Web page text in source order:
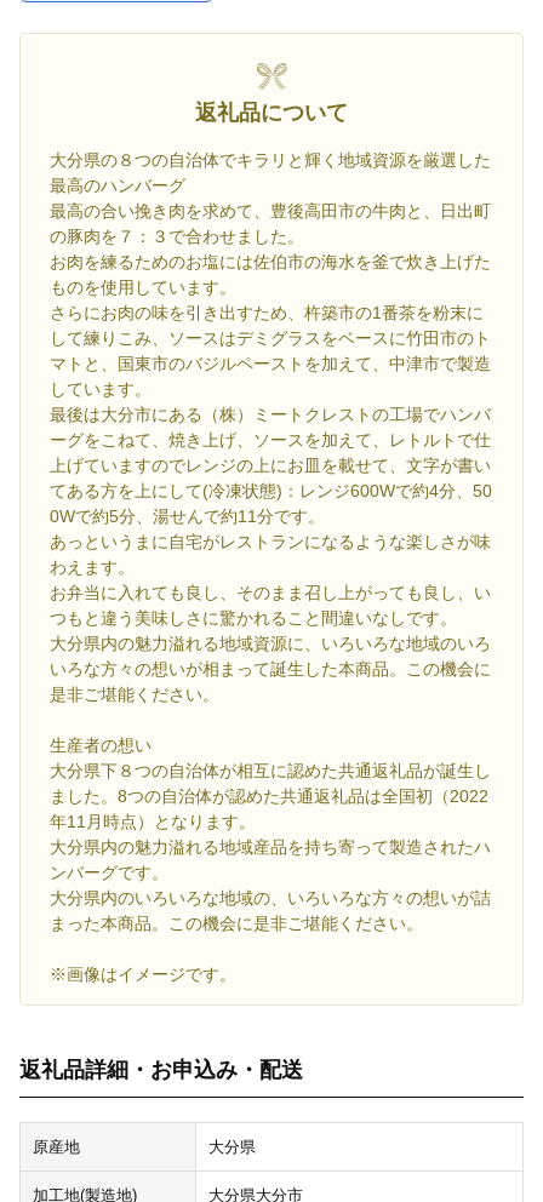
返礼品について
大分県の８つの自治体でキラリと輝く地域資源を厳選した
最高のハンバーグ
最高の合い挽き肉を求めて、豊後高田市の牛肉と、日出町
の豚肉を７：３で合わせました。
お肉を練るためのお塩には佐伯市の海水を釜で炊き上げた
ものを使用しています。
さらにお肉の味を引き出すため、杵築市の1番茶を粉末に
して練りこみ、ソースはデミグラスをベースに竹田市のト
マトと、国東市のバジルペーストを加えて、中津市で製造
しています。
最後は大分市にある（株）ミートクレストの工場でハンバ
ーグをこねて、焼き上げ、ソースを加えて、レトルトで仕
上げていますのでレンジの上にお皿を載せて、文字が書い
てある方を上にして(冷凍状態)：レンジ600Wで約4分、50
0Wで約5分、湯せんで約11分です。
あっというまに自宅がレストランになるような楽しさが味
わえます。
お弁当に入れても良し、そのまま召し上がっても良し、い
つもと違う美味しさに驚かれること間違いなしです。
大分県内の魅力溢れる地域資源に、いろいろな地域のいろ
いろな方々の想いが相まって誕生した本商品。この機会に
是非ご堪能ください。
生産者の想い
大分県下８つの自治体が相互に認めた共通返礼品が誕生し
ました。8つの自治体が認めた共通返礼品は全国初（2022
年11月時点）となります。
大分県内の魅力溢れる地域産品を持ち寄って製造されたハ
ンバーグです。
大分県内のいろいろな地域の、いろいろな方々の想いが詰
まった本商品。この機会に是非ご堪能ください。
※画像はイメージです。
返礼品詳細・お申込み・配送
原産地 大分県
加工地(製造地) 大分県大分市